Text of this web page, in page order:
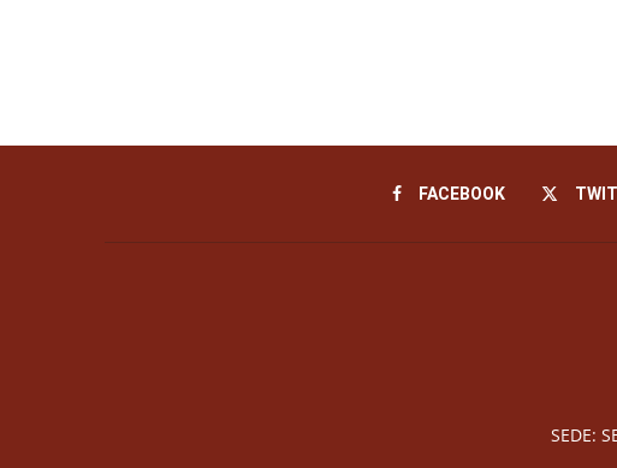
FACEBOOK
SEDE: